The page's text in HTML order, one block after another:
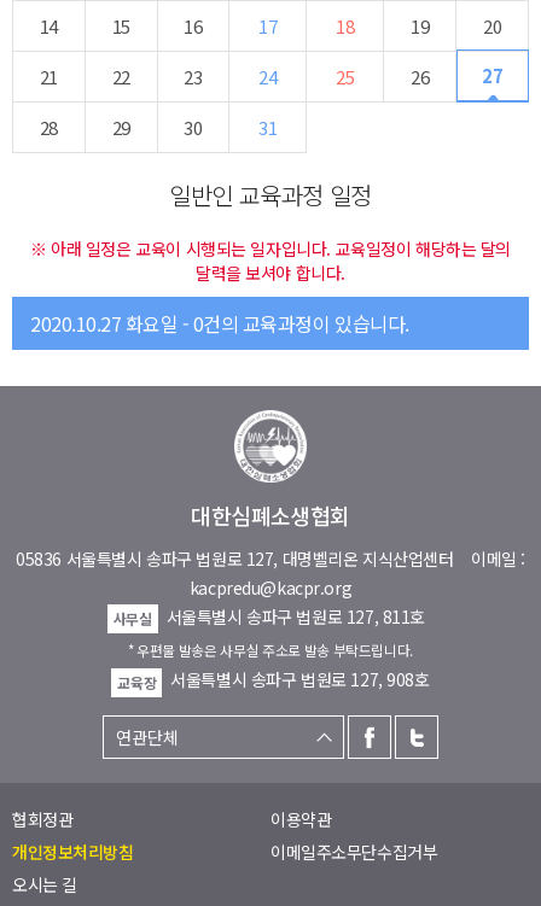
14
15 16 17 18 19
20
21
22 23 24 25 26 27
28 29 30 31
일반인 교육과정 일정
※ 아래 일정은 교육이 시행되는 일자입니다. 교육일정이 해당하는 달의
달력을 보셔야 합니다.
2020.10.27 화요일 - 0건의 교육과정이 있습니다.
대한심폐소생협회
05836 서울특별시 송파구 법원로 127, 대명벨리온 지식산업센터 이메일 :
kacpredu@kacpr.org
사무실 서울특별시 송파구 법원로 127, 811호
* 우편물 발송은 사무실 주소로 발송 부탁드립니다.
교육장
서울특별시 송파구 법원로 127, 908호
협회정관
이용약관
개인정보처리방침
이메일주소무단수집거부
오시는 길